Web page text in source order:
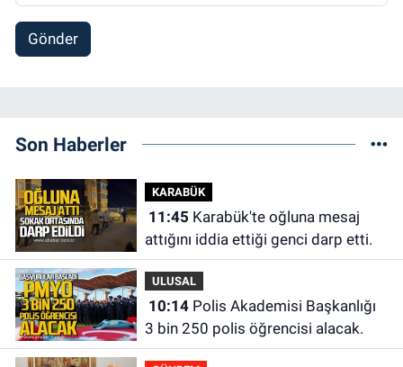
Gönder
Son Haberler
KARABÜK
11:45
attığını iddia ettiği genci darp etti.
ULUSAL
10:14Polis Akademisi Başkanlığı
3 bin 250 polis öğrencisi alacak.